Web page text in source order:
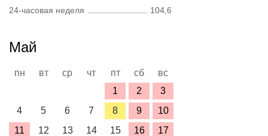
24-часовая неделя
104,6
Май
пн вт ср чт пт сб
вс
1
2
3
4
5 6 7 8 9
10
11
12 13 14 15 16
17